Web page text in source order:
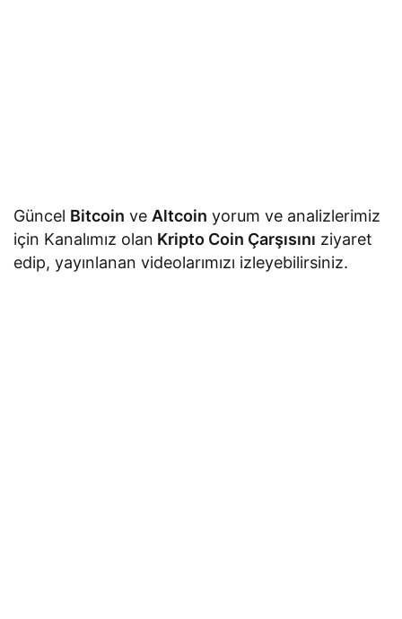
Güncel Bitcoin ve Altcoin yorum ve analizlerimiz
için Kanalımız olan Kripto Coin Çarşısını ziyaret
edip, yayınlanan videolarımızı izleyebilirsiniz.